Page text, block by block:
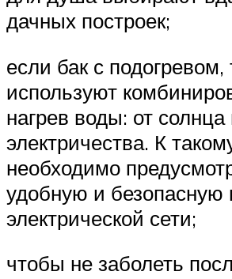
дачных построек;
если бак с подогревом,
используют
нагрев воды: от солнца
электричества. К
необходимо
удобную и безопасную
электрической сети;
чтобы не заболеть